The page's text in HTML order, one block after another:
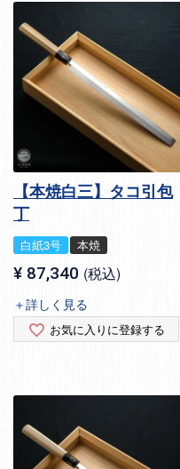
【本焼白三】タコ引包
丁
白紙3号 本焼
¥ 87,340 税込
＋詳しく見る
お気に入りに登録する